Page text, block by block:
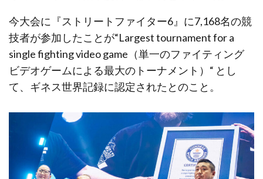
今大会に『ストリートファイター6』に7,168名の競
技者が参加したことが“Largest tournament for a
single fighting video game（単一のファイティング
ビデオゲームによる最大のトーナメント）“ とし
て、ギネス世界記録に認定されたとのこと。